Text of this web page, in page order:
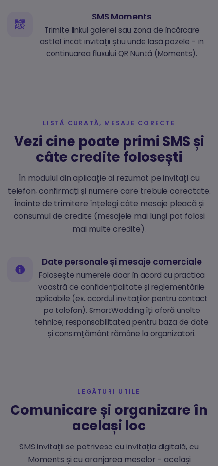
SMS Moments
Trimite linkul galeriei sau zona de încărcare
astfel încât invitații știu unde lasă pozele - în
continuarea fluxului QR Nuntă (Moments).
LISTĂ CURATĂ, MESAJE CORECTE
Vezi cine poate primi SMS și
câte credite folosești
În modulul din aplicație ai rezumat pe invitați cu
telefon, confirmați și numere care trebuie corectate.
Înainte de trimitere înțelegi câte mesaje pleacă și
consumul de credite (mesajele mai lungi pot folosi
mai multe credite).
Date personale și mesaje comerciale
Folosește numerele doar în acord cu practica
voastră de confidențialitate și reglementările
aplicabile (ex. acordul invitaților pentru contact
pe telefon). SmartWedding îți oferă unelte
tehnice; responsabilitatea pentru baza de date
și consimțământ rămâne la organizatori.
LEGĂTURI UTILE
Comunicare și organizare în
același loc
SMS invitații se potrivesc cu invitația digitală, cu
Moments și cu aranjarea meselor - același